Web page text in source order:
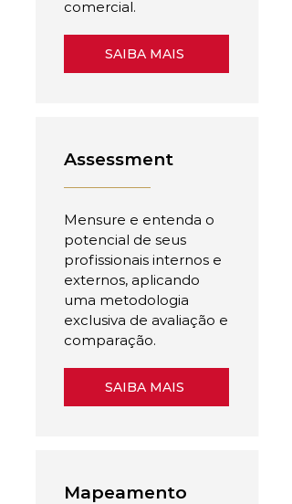
comercial.
SAIBA MAIS
Assessment
Mensure e entenda o
potencial de seus
profissionais internos e
externos, aplicando
uma metodologia
exclusiva de avaliação e
comparação.
SAIBA MAIS
Mapeamento